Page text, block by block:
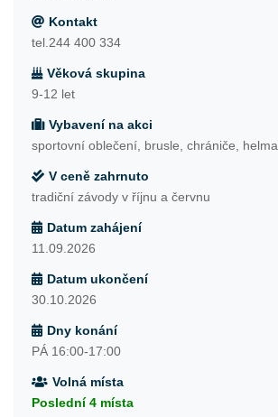
Kontakt
tel.244 400 334
Věková skupina
9-12 let
Vybavení na akci
sportovní oblečení, brusle, chrániče, helma
V ceně zahrnuto
tradiční závody v říjnu a červnu
Datum zahájení
11.09.2026
Datum ukončení
30.10.2026
Dny konání
PÁ 16:00-17:00
Volná místa
Poslední 4 místa